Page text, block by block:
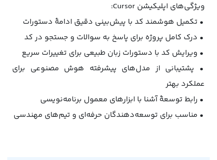
ویژگی‌های اپلیکیشن Cursor:
• تکمیل هوشمند کد با پیش‌بینی دقیق ادامهٔ دستورات
• درک کامل پروژه برای پاسخ به سوالات و جستجو در کد
• ویرایش کد با دستورات زبان طبیعی برای تغییرات سریع
• پشتیبانی از مدل‌های پیشرفته هوش مصنوعی برای
عملکرد بهتر
• رابط توسعهٔ آشنا با ابزارهای معمول برنامه‌نویسی
• مناسب برای توسعه‌دهندگان حرفه‌ای و تیم‌های مهندسی